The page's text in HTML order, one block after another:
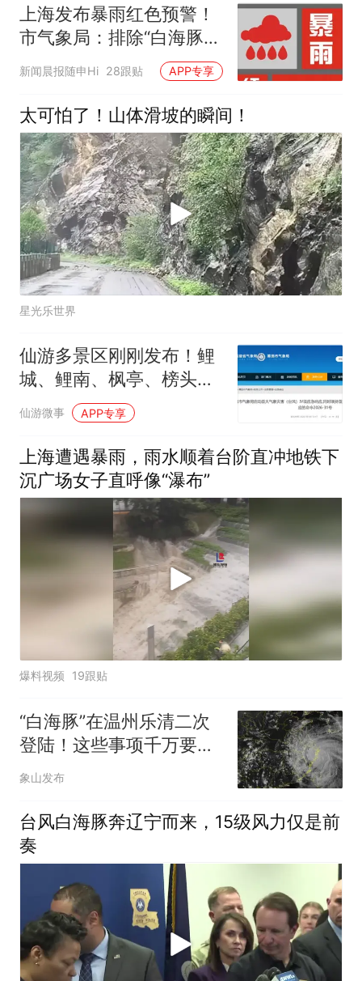
上海发布暴雨红色预警！
市气象局：排除“白海豚”
在上海附近回旋打转可能
新闻晨报随申Hi 28跟贴 APP专享
太可怕了！山体滑坡的瞬间！
星光乐世界
仙游多景区刚刚发布！鲤
城、鲤南、枫亭、榜头等
12个乡镇注意！
仙游微事 APP专享
上海遭遇暴雨，雨水顺着台阶直冲地铁下
沉广场女子直呼像“瀑布”
爆料视频 19跟贴
“白海豚”在温州乐清二次
登陆！这些事项千万要注
意
象山发布
台风白海豚奔辽宁而来，15级风力仅是前
奏